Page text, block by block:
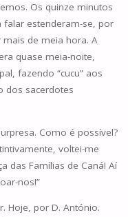
Os quinze minutos
falar estenderam-se, por
mais de meia hora. A
quase meia-noite,
fazendo “cucu” aos
dos sacerdotes
Como é possível?
voltei-me
das Famílias de Caná! Aí
nos!”
Hoje, por D. António.